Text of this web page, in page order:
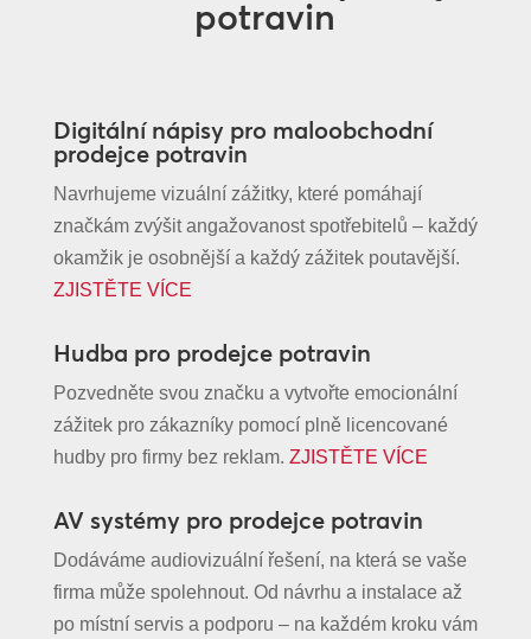
potravin
Digitální nápisy pro maloobchodní
prodejce potravin
Navrhujeme vizuální zážitky, které pomáhají
značkám zvýšit angažovanost spotřebitelů – každý
okamžik je osobnější a každý zážitek poutavější.
ZJISTĚTE VÍCE
Hudba pro prodejce potravin
Pozvedněte svou značku a vytvořte emocionální
zážitek pro zákazníky pomocí plně licencované
hudby pro firmy bez reklam. ZJISTĚTE VÍCE
AV systémy pro prodejce potravin
Dodáváme audiovizuální řešení, na která se vaše
firma může spolehnout. Od návrhu a instalace až
po místní servis a podporu – na každém kroku vám